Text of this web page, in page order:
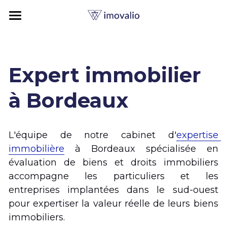
Expertise Valeur vénale
Expertise Valeur locative
Fonds de commerce
Droit au bail
Indemnité d'éviction
Vos enjeux
Estimer un local commercial
Succession / Donation
Achat / Vente
Financement bancaire
Comptabilité
Fiscalité
Votre bien
Immobilier résidentiel
Immobilier commercial
Immobilier d'entreprise
Terrain & Foncier
Le cabinet
Pourquoi Imovalio ?
Votre expert immobilier
Nos valeurs
Certifications
Ressources
Blog
Simulateur Valeur Locative
07 56 80 31 56
contact@imovalio.com
Expert immobilier
à Bordeaux
L'équipe de notre cabinet d'expertise
immobilière à Bordeaux spécialisée en
évaluation de biens et droits immobiliers
accompagne les particuliers et les
entreprises implantées dans le sud-ouest
pour expertiser la valeur réelle de leurs biens
immobiliers.
CATÉGORIES DE BLOG
Impôts
Références
Terrains
Valeur locative
Indemnité d'éviction
Dictionnaire de l'expertise